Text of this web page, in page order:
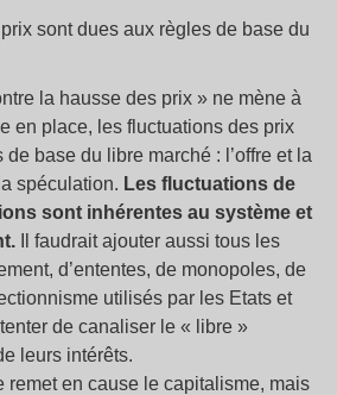
sont dues aux règles de base du
la hausse des prix » ne mène à
en place, les fluctuations des prix
base du libre marché : l’offre et la
spéculation. Les fluctuations de
sont inhérentes au système et
Il faudrait ajouter aussi tous les
d’ententes, de monopoles, de
utilisés par les Etats et
de canaliser le « libre »
leurs intérêts.
remet en cause le capitalisme, mais